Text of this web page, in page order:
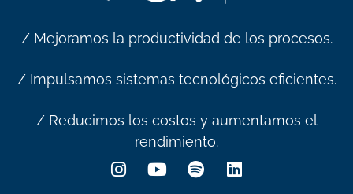
/ Mejoramos la productividad de los procesos.
/ Impulsamos sistemas tecnológicos eficientes.
/ Reducimos los costos y aumentamos el
rendimiento.